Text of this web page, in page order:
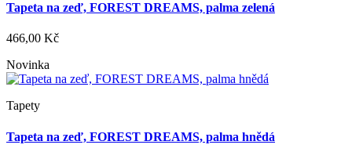
Tapeta na zeď, FOREST DREAMS, palma zelená
466,00 Kč
Novinka
Tapety
Tapeta na zeď, FOREST DREAMS, palma hnědá